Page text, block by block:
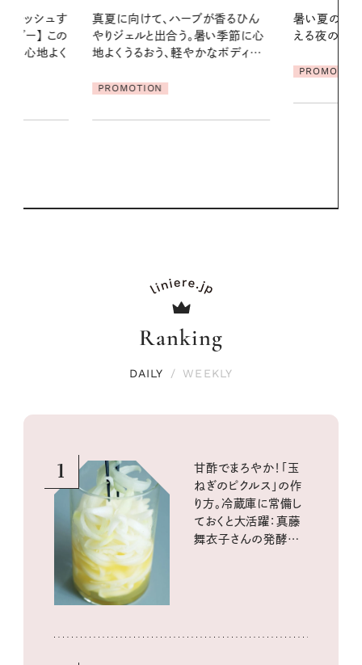
が香るひん
い季節に心
なボディケ
暑い夏のナイトルーティン。私を整
える夜の爽やかご褒美ケア
2026.07.21
発・ベーリングの
Ranking
DAILY / WEEKLY
1
甘酢でまろやか！「玉
ねぎのピクルス」の作
り方。冷蔵庫に常備し
ておくと大活躍：真藤
舞衣子さんの発酵と